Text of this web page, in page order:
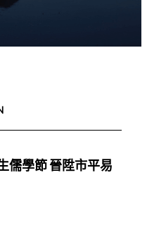
儒學節 晉陞市平易